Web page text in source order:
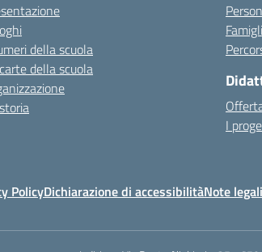
della scuola
della scuola
I
PolicyDichiarazione di accessibilitàNote legali